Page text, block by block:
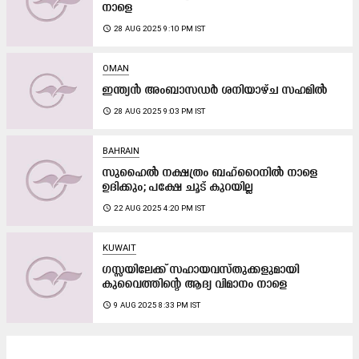
നാളെ
access_time 28 AUG 2025 9:10 PM IST
OMAN
ഇന്ത്യന്‍ അംബാസഡര്‍ ശനിയാഴ്ച സഹമില്‍
access_time 28 AUG 2025 9:03 PM IST
BAHRAIN
സുഹൈൽ നക്ഷത്രം ബഹ്റൈനിൽ നാളെ
ഉദിക്കും; പക്ഷേ ചൂട് കുറയില്ല
access_time 22 AUG 2025 4:20 PM IST
KUWAIT
ഗസ്സയിലേക്ക് സഹായവസ്തുക്കളുമായി
കുവൈത്തിന്റെ ആദ്യ വിമാനം നാളെ
access_time 9 AUG 2025 8:33 PM IST